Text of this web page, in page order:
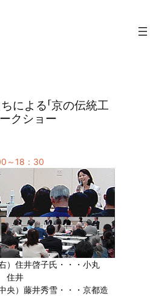
よる「京の伝統工
ークショー
～18：30
右）住井啓子氏・・・小丸
住井
中央）藤井秀雪・・・京都造